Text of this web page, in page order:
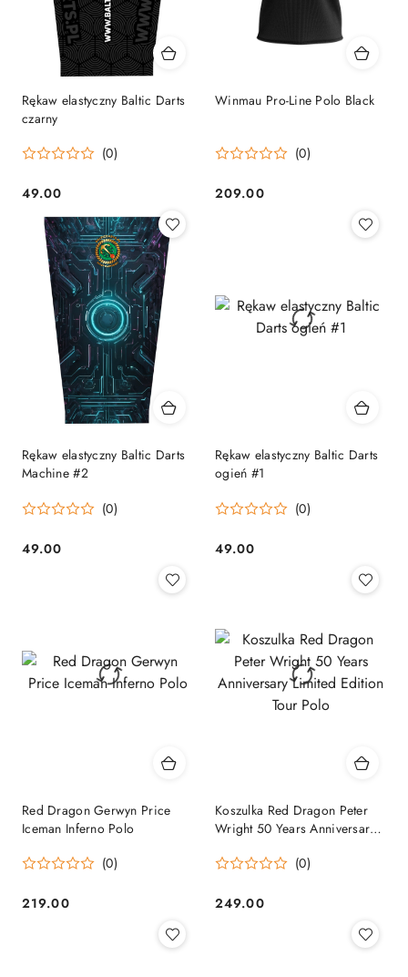
Rękaw elastyczny Baltic Darts
czarny
(0)
Cena:
49.00
Winmau Pro-Line Polo Black
(0)
Cena:
209.00
Rękaw elastyczny Baltic Darts
Machine #2
(0)
Cena:
49.00
Rękaw elastyczny Baltic Darts
ogień #1
(0)
Cena:
49.00
Red Dragon Gerwyn Price
Iceman Inferno Polo
(0)
Cena:
219.00
Koszulka Red Dragon Peter
Wright 50 Years Anniversary
(0)
Cena:
249.00